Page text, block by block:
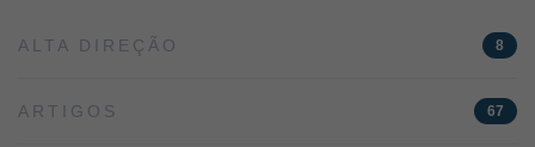
ALTA DIREÇÃO 8
ARTIGOS 67